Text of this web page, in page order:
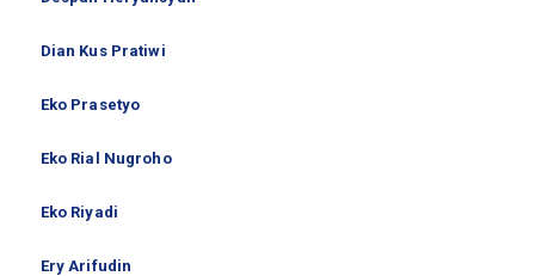
Dian Kus Pratiwi
Eko Prasetyo
Eko Rial Nugroho
Eko Riyadi
Ery Arifudin